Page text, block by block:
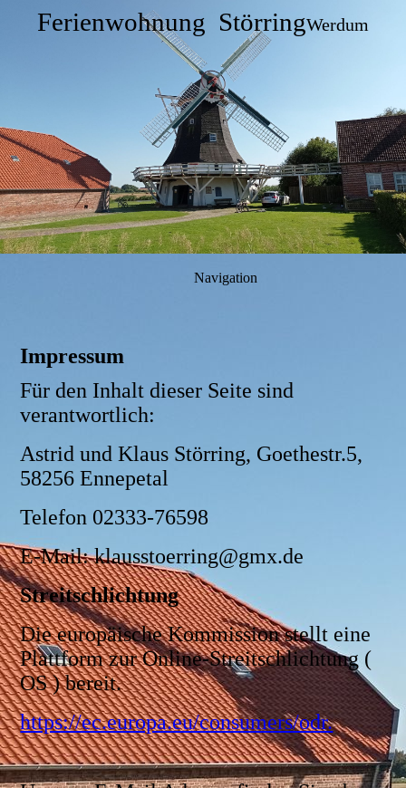
Ferienwohnung StörringWerdum
Navigation
Impressum
Für den Inhalt dieser Seite sind
verantwortlich:
Astrid und Klaus Störring, Goethestr.5,
58256 Ennepetal
Telefon 02333-76598
E-Mail: klausstoerring@gmx.de
Streitschlichtung
Die europäische Kommission stellt eine
Plattform zur Online-Streitschlichtung (
OS ) bereit.
https://ec.europa.eu/consumers/odr.